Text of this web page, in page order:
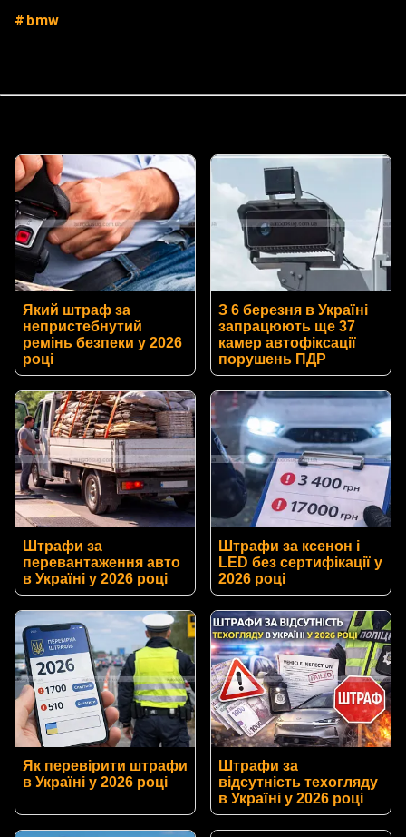
bmw
Який штраф за
непристебнутий
ремінь безпеки у 2026
році
З 6 березня в Україні
запрацюють ще 37
камер автофіксації
порушень ПДР
Штрафи за
перевантаження авто
в Україні у 2026 році
Штрафи за ксенон і
LED без сертифікації у
2026 році
Як перевірити штрафи
в Україні у 2026 році
Штрафи за
відсутність техогляду
в Україні у 2026 році